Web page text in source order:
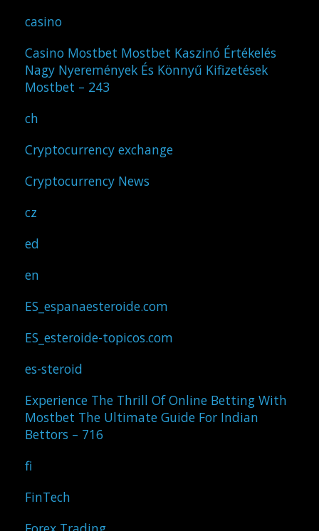
casino
Casino Mostbet Mostbet Kaszinó Értékelés
Nagy Nyeremények És Könnyű Kifizetések
Mostbet – 243
ch
Cryptocurrency exchange
Cryptocurrency News
cz
ed
en
ES_espanaesteroide.com
ES_esteroide-topicos.com
es-steroid
Experience The Thrill Of Online Betting With
Mostbet The Ultimate Guide For Indian
Bettors – 716
fi
FinTech